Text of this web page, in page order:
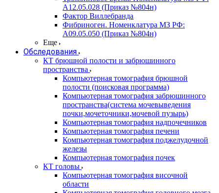
A12.05.028 (Приказ №804н)
Фактор Виллебранда
Фибриноген. Номенклатура МЗ РФ:
A09.05.050 (Приказ №804н)
Еще
Обследования
КТ брюшной полости и забрюшинного
пространства
Компьютерная томография брюшной
полости (поисковая программа)
Компьютерная томография забрюшинного
пространства(система мочевыведения
почки,мочеточники,мочевой пузырь)
Компьютерная томография надпочечников
Компьютерная томография печени
Компьютерная томография поджелудочной
железы
Компьютерная томография почек
КТ головы
Компьютерная томография височной
области